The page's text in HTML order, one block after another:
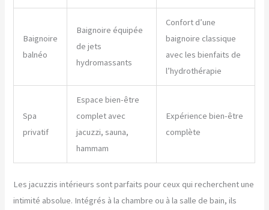
Baignoire
balnéo
Baignoire équipée
de jets
hydromassants
Confort d’une
baignoire classique
avec les bienfaits de
l’hydrothérapie
Spa
privatif
Espace bien-être
complet avec
jacuzzi, sauna,
hammam
Expérience bien-être
complète
Les jacuzzis intérieurs sont parfaits pour ceux qui recherchent une
intimité absolue. Intégrés à la chambre ou à la salle de bain, ils